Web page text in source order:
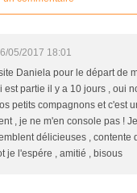
05/2017 18:01
Daniela pour le départ de
est partie il y a 10 jours , oui
petits compagnons et c'est
, je ne m'en console pas !
délicieuses , contente
je l'espére , amitié , bisous